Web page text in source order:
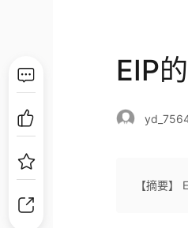
EIP
【摘要】